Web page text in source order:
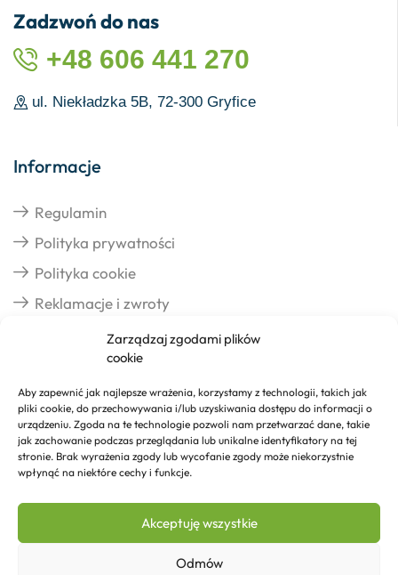
Zarządzaj zgodami plików
cookie
Aby zapewnić jak najlepsze wrażenia, korzystamy z technologii, takich jak
pliki cookie, do przechowywania i/lub uzyskiwania dostępu do informacji o
urządzeniu. Zgoda na te technologie pozwoli nam przetwarzać dane, takie
jak zachowanie podczas przeglądania lub unikalne identyfikatory na tej
stronie. Brak wyrażenia zgody lub wycofanie zgody może niekorzystnie
wpłynąć na niektóre cechy i funkcje.
Akceptuję wszystkie
Odmów
Zadzwoń do nas
+48 606 441 270
ul. Niekładzka 5B, 72-300 Gryfice
Informacje
Regulamin
Polityka prywatności
Polityka cookie
Reklamacje i zwroty
Realizacja zamówień
Formy płatności
Kontakt